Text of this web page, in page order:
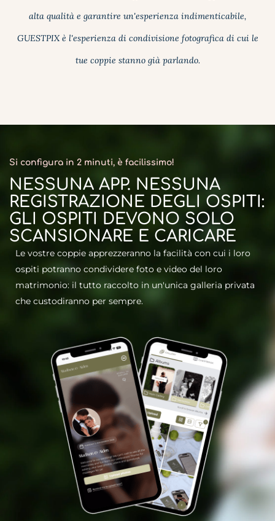
alta qualità e garantire un'esperienza indimenticabile,
GUESTPIX è l'esperienza di condivisione fotografica di cui le
tue coppie stanno già parlando.
Si configura in 2 minuti, è facilissimo!
NESSUNA APP. NESSUNA
REGISTRAZIONE DEGLI OSPITI:
GLI OSPITI DEVONO SOLO
SCANSIONARE E CARICARE
Le vostre coppie apprezzeranno la facilità con cui i loro
ospiti potranno condividere foto e video del loro
matrimonio: il tutto raccolto in un'unica galleria privata
che custodiranno per sempre.